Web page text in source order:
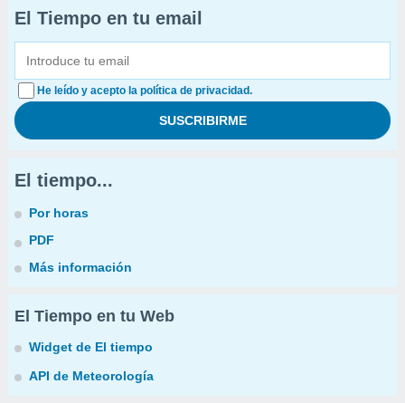
El Tiempo en tu email
He leído y acepto la política de privacidad.
El tiempo...
Por horas
PDF
Más información
El Tiempo en tu Web
Widget de El tiempo
API de Meteorología